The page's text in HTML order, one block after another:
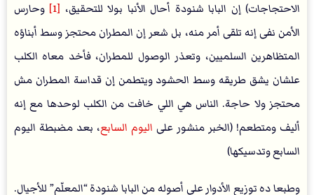
الاحتجاجات) إن البابا شنودة أحال الأنبا بولا للتحقيق، [1]
وحارس
الأمن نفى إنه تلقى أمر منه، بل شعر إن المطران محتجز وسط أبناؤه
المتظاهرين السلميين، وتعذر الوصول للمطران، فأخد معاه الكلب
علشان يشق طريقه وسط الحشود ويتطمن إن قداسة المطران مش
محتجز ولا حاجة. الناس هي اللي خافت من الكلب لوحدها مع إنه
أليف ومتطعم! (الخبر منشور على اليوم السابع، بعد مضبطة اليوم
السابع وتدسيكها)
وطبعا ده توزيع الأدوار على أصوله من البابا شنودة “المعلّم” للأجيال.